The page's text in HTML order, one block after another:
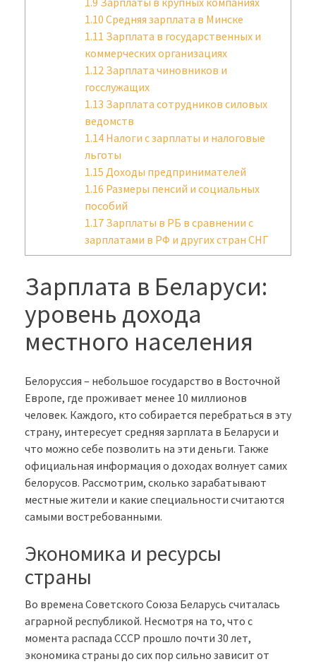
1.10 Средняя зарплата в Минске
1.11 Зарплата в государственных и
коммерческих организациях
1.12 Зарплата чиновников и
госслужащих
1.13 Зарплата сотрудников силовых
ведомств
1.14 Налоги с зарплаты и налоговые
льготы
1.15 Доходы предпринимателей
1.16 Размеры пенсий и социальных
пособий
1.17 Зарплаты в РБ в сравнении с
зарплатами в РФ и других стран СНГ
Зарплата в Беларуси:
уровень дохода
местного населения
Белоруссия – небольшое государство в Восточной
Европе, где проживает менее 10 миллионов
человек. Каждого, кто собирается перебраться в эту
страну, интересует средняя зарплата в Беларуси и
что можно себе позволить на эти деньги. Также
официальная информация о доходах волнует самих
белорусов. Рассмотрим, сколько зарабатывают
местные жители и какие специальности считаются
самыми востребованными.
Экономика и ресурсы
страны
Во времена Советского Союза Беларусь считалась
аграрной республикой. Несмотря на то, что с
момента распада СССР прошло почти 30 лет,
экономика страны до сих пор сильно зависит от